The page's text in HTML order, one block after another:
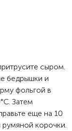
сыром.
бедрышки и
фольгой в
Затем
еще на 10
корочки.